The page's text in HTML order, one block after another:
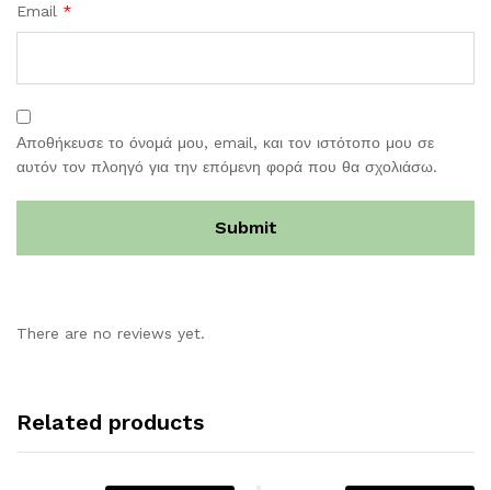
Email *
Αποθήκευσε το όνομά μου, email, και τον ιστότοπο μου σε
αυτόν τον πλοηγό για την επόμενη φορά που θα σχολιάσω.
There are no reviews yet.
Related products